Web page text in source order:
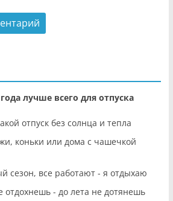
лучше всего для отпуска
отпуск без солнца и тепла
коньки или дома с чашечкой
сезон, все работают - я отдыхаю
отдохнешь - до лета не дотянешь